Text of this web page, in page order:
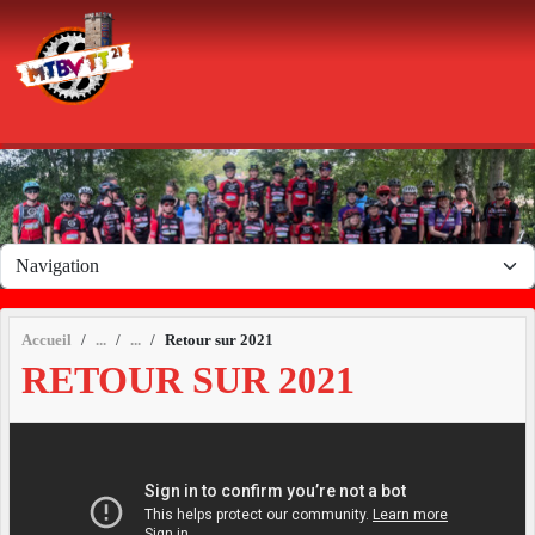
Accueil Retour sur 2021
RETOUR SUR 2021
Panneau de gestion des cookies